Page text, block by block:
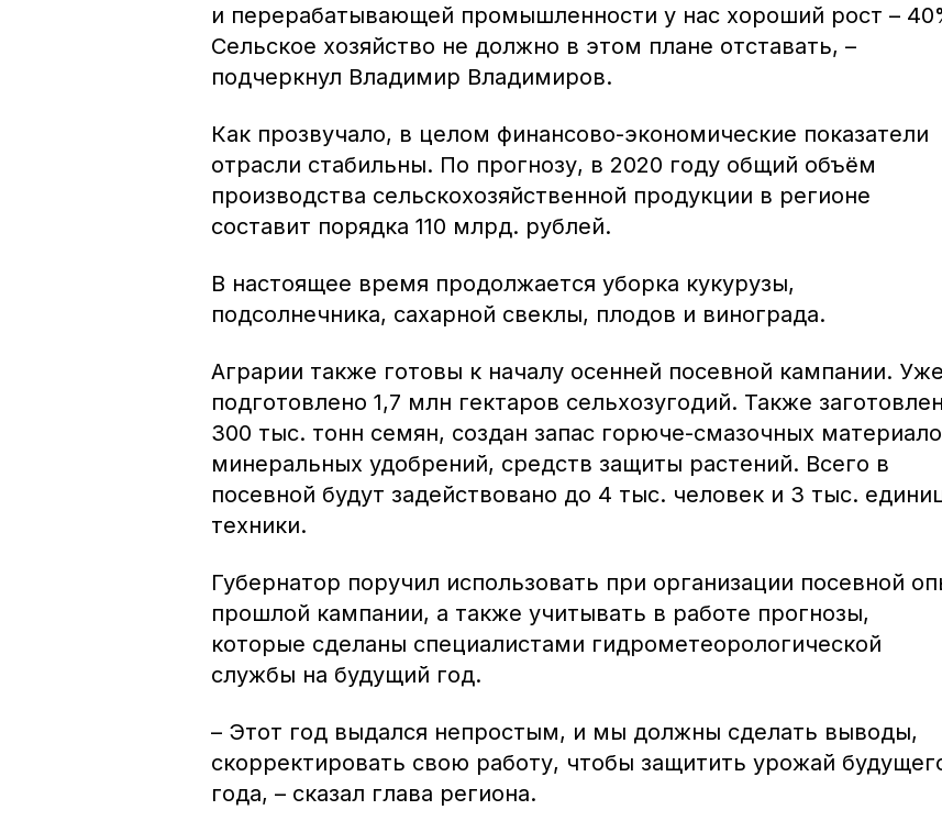
и перерабатывающей промышленности у нас хороший рост –
Сельское хозяйство не должно в этом плане отставать, –
подчеркнул Владимир Владимиров.
Как прозвучало, в целом финансово-экономические показатели
отрасли стабильны. По прогнозу, в 2020 году общий объём
производства сельскохозяйственной продукции в регионе
составит порядка 110 млрд. рублей.
В настоящее время продолжается уборка кукурузы,
подсолнечника, сахарной свеклы, плодов и винограда.
Аграрии также готовы к началу осенней посевной кампании. Уже
подготовлено 1,7 млн гектаров сельхозугодий. Также
300 тыс. тонн семян, создан запас горюче-смазочных
минеральных удобрений, средств защиты растений. Всего в
посевной будут задействовано до 4 тыс. человек и 3 тыс.
техники.
Губернатор поручил использовать при организации посевной
прошлой кампании, а также учитывать в работе прогнозы,
которые сделаны специалистами гидрометеорологической
службы на будущий год.
– Этот год выдался непростым, и мы должны сделать выводы,
скорректировать свою работу, чтобы защитить урожай
года, – сказал глава региона.